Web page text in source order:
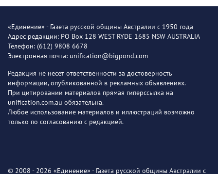
«Единение» - Газета русской общины Австралии с 1950 года
Адрес редакции: PO Box 128 WEST RYDE 1685 NSW AUSTRALIA
Телефон: (612) 9808 6678
Электронная почта: unification@bigpond.com
Редакция не несет ответственности за достоверность
информации, опубликованной в рекламных объявлениях.
При цитировании материалов прямая гиперссылка на
unification.com.au обязательна.
Любое использование материалов и иллюстраций возможно
только по согласованию с редакцией.
© 2008 - 2026 «Единение» - Газета русской общины Австралии с